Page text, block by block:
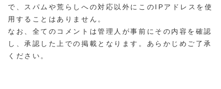
で、スパムや荒らしへの対応以外にこのIPアドレスを使
用することはありません。
なお、全てのコメントは管理人が事前にその内容を確認
し、承認した上での掲載となります。あらかじめご了承
ください。